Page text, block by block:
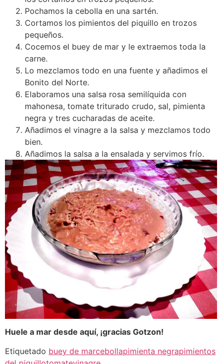
Pochamos la cebolla en una sartén.
Cortamos los pimientos del piquillo en trozos
pequeños.
Cocemos el buey de mar y le extraemos toda la
carne.
Lo mezclamos todo en una fuente y añadimos el
Bonito del Norte.
Elaboramos una salsa rosa semilíquida con
mahonesa, tomate triturado crudo, sal, pimienta
negra y tres cucharadas de aceite.
Añadimos el vinagre a la salsa y mezclamos todo
bien.
Añadimos la salsa a la ensalada y servimos frío.
Huele a mar desde aquí, ¡gracias Gotzon!
Etiquetado buey de marcebollapimienta negrapimientos